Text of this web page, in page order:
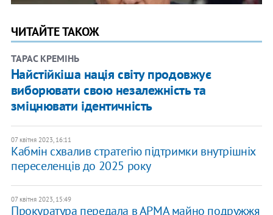
ЧИТАЙТЕ ТАКОЖ
ТАРАС КРЕМІНЬ
Найстійкіша нація світу продовжує
виборювати свою незалежність та
зміцнювати ідентичність
07 квітня 2023, 16:11
​Кабмін схвалив стратегію підтримки внутрішніх
переселенців до 2025 року
07 квітня 2023, 15:49
Прокуратура передала в АРМА майно подружжя